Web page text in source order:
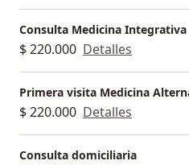
Consulta Medicina Integrativa
$ 220.000 Detalles
Primera visita Medicina
$ 220.000 Detalles
Consulta domiciliaria